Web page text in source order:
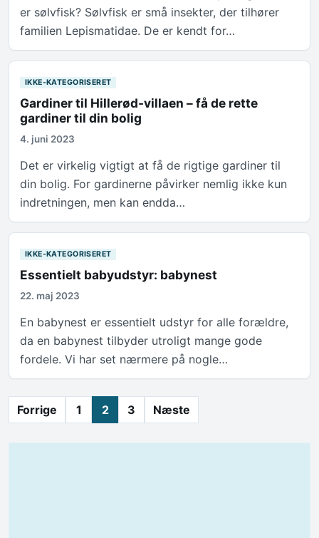
er sølvfisk? Sølvfisk er små insekter, der tilhører
familien Lepismatidae. De er kendt for…
IKKE-KATEGORISERET
Gardiner til Hillerød-villaen – få de rette
gardiner til din bolig
4. juni 2023
Det er virkelig vigtigt at få de rigtige gardiner til
din bolig. For gardinerne påvirker nemlig ikke kun
indretningen, men kan endda…
IKKE-KATEGORISERET
Essentielt babyudstyr: babynest
22. maj 2023
En babynest er essentielt udstyr for alle forældre,
da en babynest tilbyder utroligt mange gode
fordele. Vi har set nærmere på nogle…
Indlægsinddeling
Forrige 1 2 3 Næste